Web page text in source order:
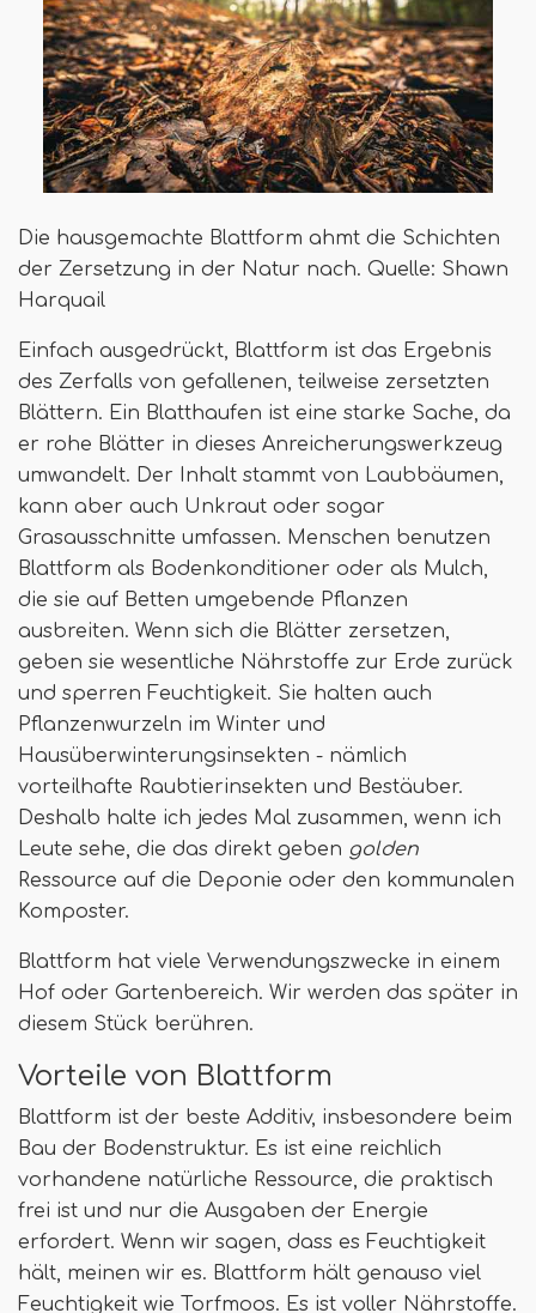
Die hausgemachte Blattform ahmt die Schichten
der Zersetzung in der Natur nach. Quelle: Shawn
Harquail
Einfach ausgedrückt, Blattform ist das Ergebnis
des Zerfalls von gefallenen, teilweise zersetzten
Blättern. Ein Blatthaufen ist eine starke Sache, da
er rohe Blätter in dieses Anreicherungswerkzeug
umwandelt. Der Inhalt stammt von Laubbäumen,
kann aber auch Unkraut oder sogar
Grasausschnitte umfassen. Menschen benutzen
Blattform als Bodenkonditioner oder als Mulch,
die sie auf Betten umgebende Pflanzen
ausbreiten. Wenn sich die Blätter zersetzen,
geben sie wesentliche Nährstoffe zur Erde zurück
und sperren Feuchtigkeit. Sie halten auch
Pflanzenwurzeln im Winter und
Hausüberwinterungsinsekten - nämlich
vorteilhafte Raubtierinsekten und Bestäuber.
Deshalb halte ich jedes Mal zusammen, wenn ich
Leute sehe, die das direkt geben golden
Ressource auf die Deponie oder den kommunalen
Komposter.
Blattform hat viele Verwendungszwecke in einem
Hof ​​oder Gartenbereich. Wir werden das später in
diesem Stück berühren.
Vorteile von Blattform
Blattform ist der beste Additiv, insbesondere beim
Bau der Bodenstruktur. Es ist eine reichlich
vorhandene natürliche Ressource, die praktisch
frei ist und nur die Ausgaben der Energie
erfordert. Wenn wir sagen, dass es Feuchtigkeit
hält, meinen wir es. Blattform hält genauso viel
Feuchtigkeit wie Torfmoos. Es ist voller Nährstoffe.